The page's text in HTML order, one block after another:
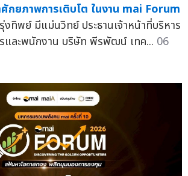
กยภาพการเติบโต ในงาน mai Forum
ทิพย์ มีแม่นวิทย์ ประธานเจ้าหน้าที่บริหาร
ละพนักงาน บริษัท พีรพัฒน์ เทค... 06